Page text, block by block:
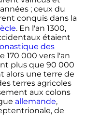
; ceux du
conquis dans la
. En l'an 1300,
étaient
des
170 000 vers l'an
plus que 90 000
alors une terre de
terres agricoles
aux colons
allemande,
de